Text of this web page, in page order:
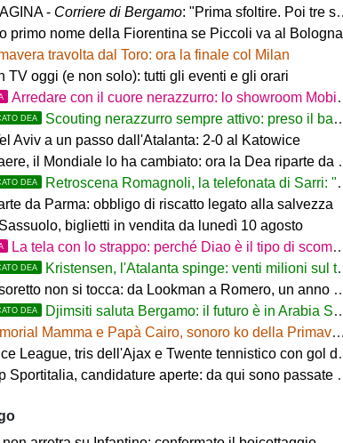
- Corriere di Bergamo: "Prima sfoltire. Poi tre settimane per gli altri innesti"
primo nome della Fiorentina se Piccoli va al Bologna
travolta dal Toro: ora la finale col Milan
TV oggi (e non solo): tutti gli eventi e gli orari
Arredare con il cuore nerazzurro: lo showroom Mobilmondo a Osio Sotto. Quando essere di fede atalantina
DEA Scouting nerazzurro sempre attivo: preso il baby difensore 2010 Levačić
Aviv a un passo dall'Atalanta: 2-0 al Katowice
il Mondiale lo ha cambiato: ora la Dea riparte da lui
DEA Retroscena Romagnoli, la telefonata di Sarri: "Vieni con me a Bergamo"
da Parma: obbligo di riscatto legato alla salvezza
biglietti in vendita da lunedì 10 agosto
La tela con lo strappo: perché Diao è il tipo di scommessa che Giuntoli ama
DEA Kristensen, l'Atalanta spinge: venti milioni sul tavolo
non si tocca: da Lookman a Romero, un anno di rinunce
DEA Djimsiti saluta Bergamo: il futuro è in Arabia Saudita! Tre milioni e firma biennale
Mamma e Papà Cairo, sonoro ko della Primavera contro il Toro
League, tris dell'Ajax e Twente tennistico con gol di Pjaca
candidature aperte: da qui sono passate firme di Serie A